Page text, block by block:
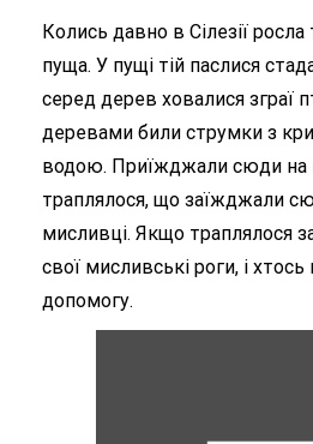
Колись давно в Сілезії
пуща. У пущі тій паслися
серед дерев ховалися зграї
деревами били струмки з
водою. Приїжджали сюди на
траплялося, що заїжджали
мисливці. Якщо траплялося
свої мисливські роги, і
допомогу.